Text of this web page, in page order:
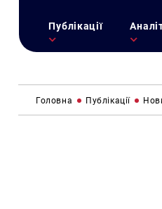
Публікації
Головна Публікації